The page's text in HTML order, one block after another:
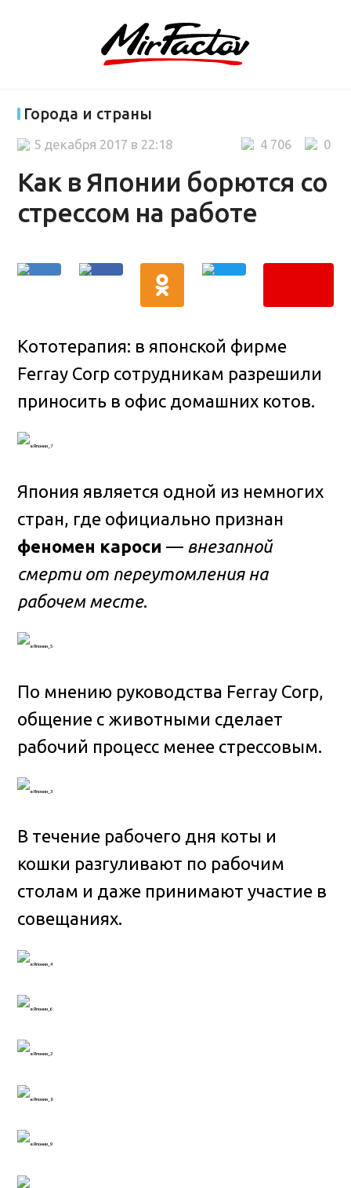
Города и страны
Как в Японии борются со
стрессом на работе
0
4 706
5 декабря 2017 в 22:18
Кототерапия: в японской фирме
Ferray Corp сотрудникам разрешили
приносить в офис домашних котов.
Япония является одной из немногих
стран, где официально признан
феномен кароси — внезапной
смерти от переутомления на
рабочем месте.
По мнению руководства Ferray Corp,
общение с животными сделает
рабочий процесс менее стрессовым.
В течение рабочего дня коты и
кошки разгуливают по рабочим
столам и даже принимают участие в
совещаниях.